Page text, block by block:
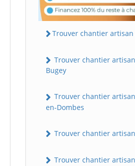
Trouver chantier
Trouver chantier
Bugey
Trouver chantier
en-Dombes
Trouver chantier
Trouver chantier